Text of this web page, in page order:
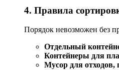
4. Правила
Порядок невозможен без
Отдельный
Контейнеры для
Мусор для отходов,